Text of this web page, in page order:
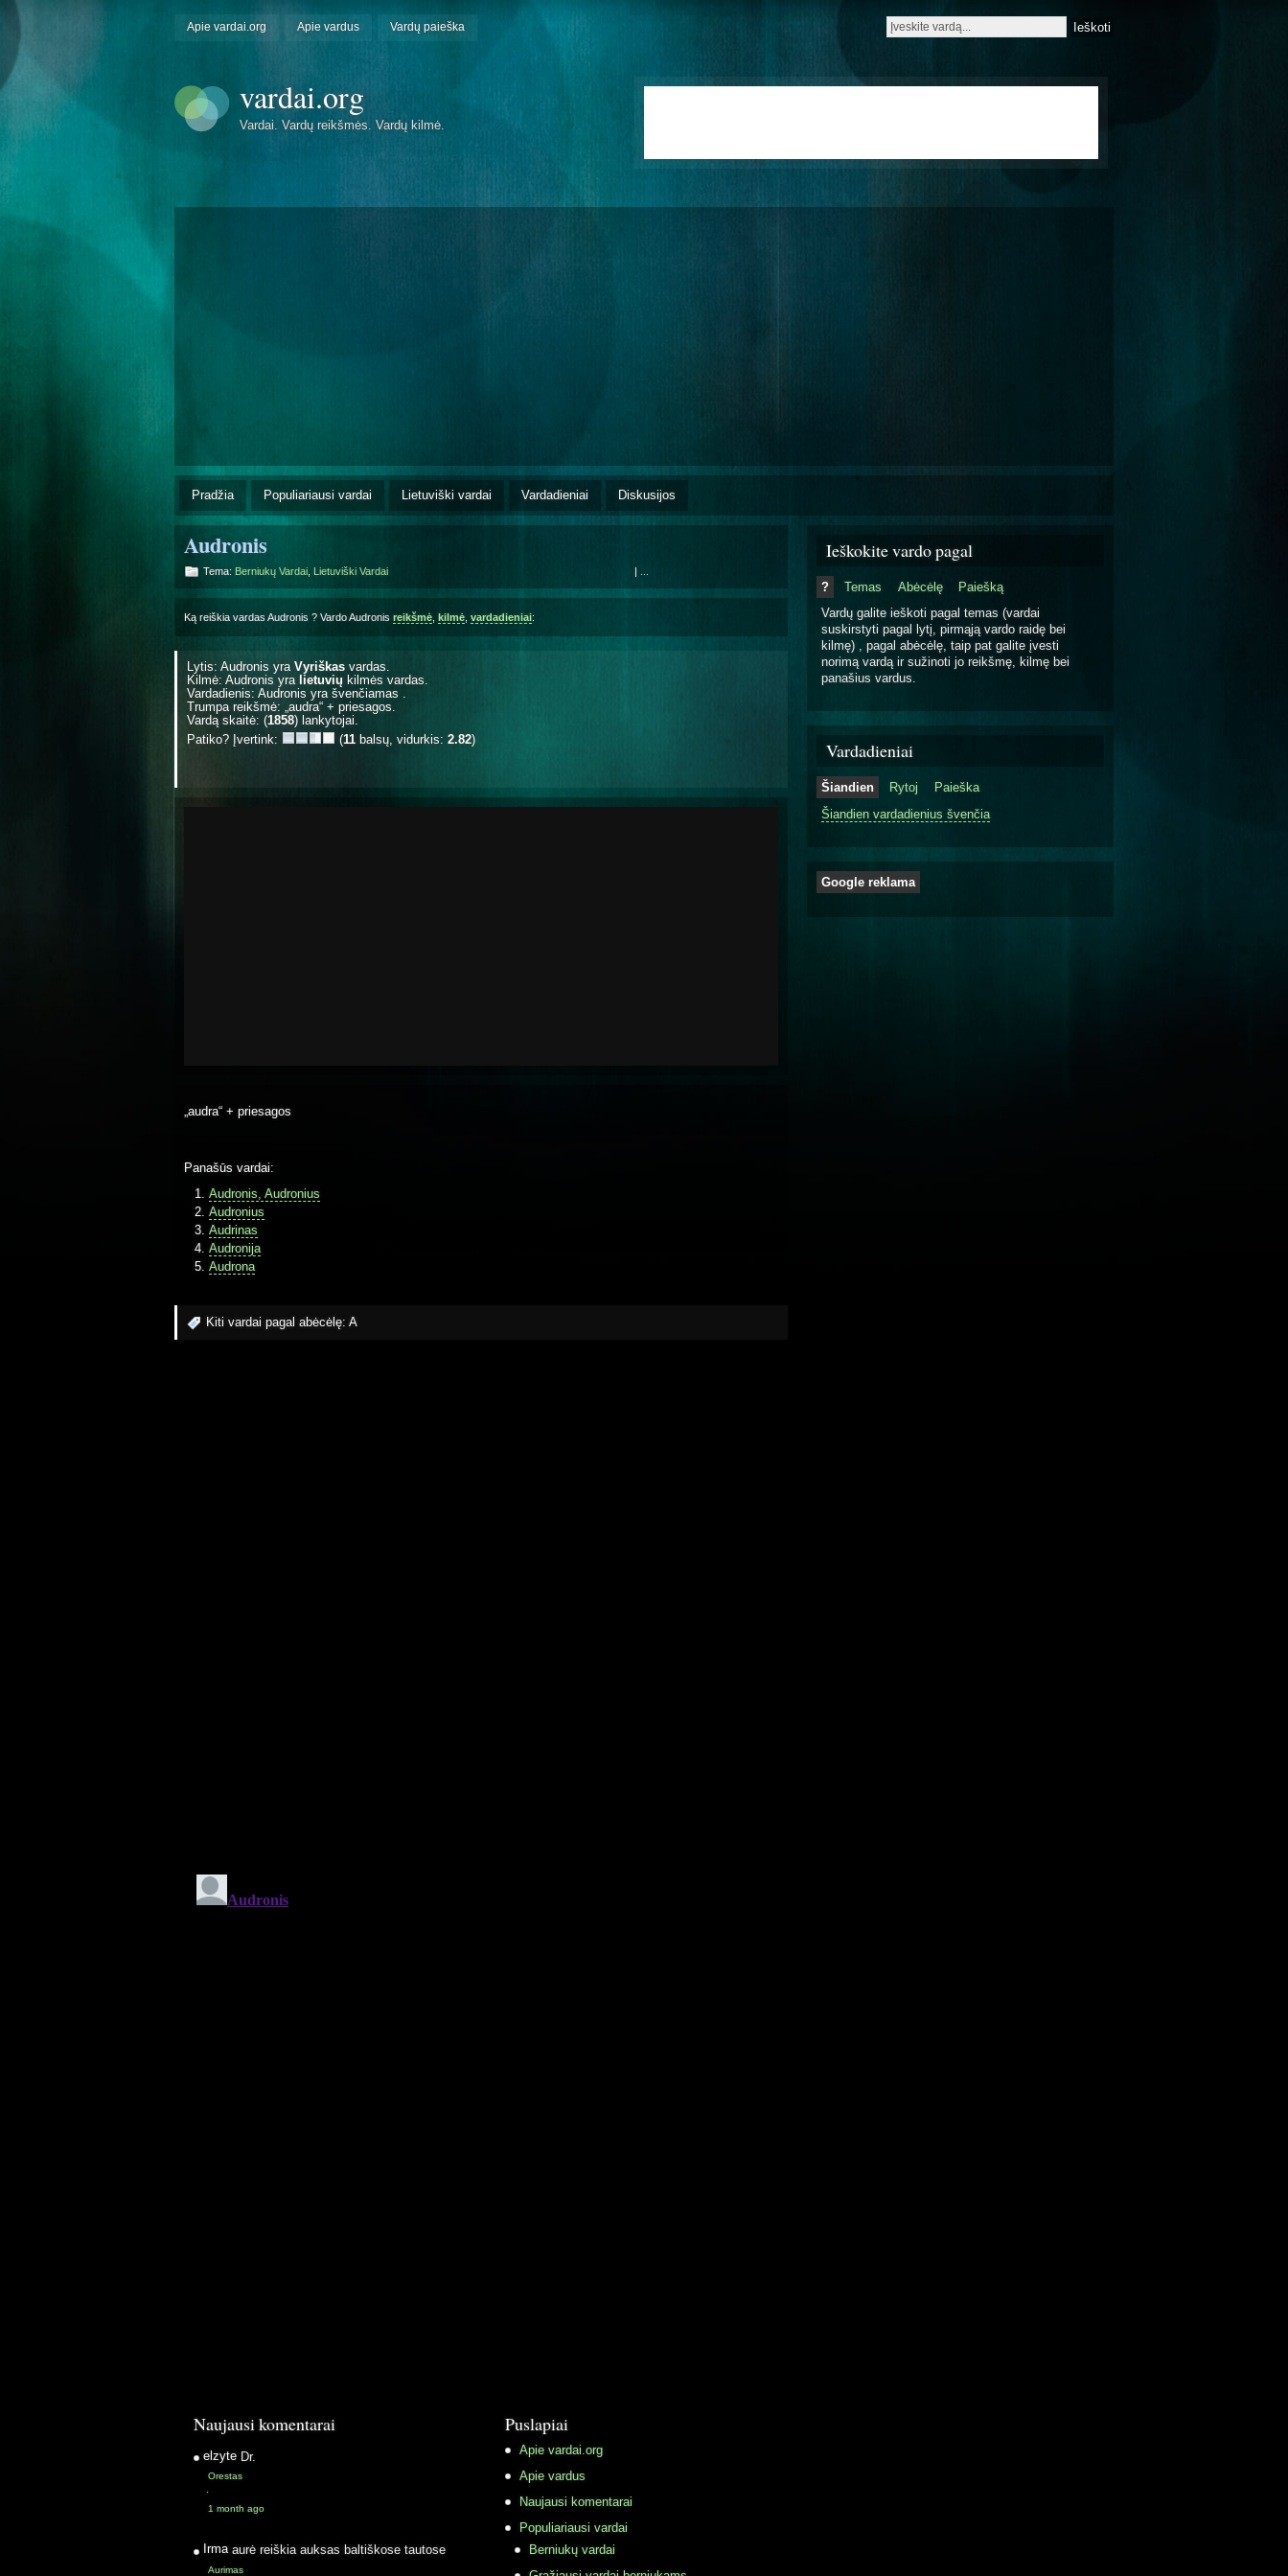
Apie vardai.org Apie vardus Vardų paieška
vardai.org
Vardai. Vardų reikšmės. Vardų kilmė.
Pradžia Populiariausi vardai Lietuviški vardai Vardadieniai Diskusijos
Audronis
Tema: Berniukų Vardai Lietuviški Vardai |
Ką reiškia vardas Audronis ? Vardo Audronis reikšmė kilmė vardadieniai:
Lytis: Audronis yra Vyriškas vardas.
Kilmė: Audronis yra lietuvių kilmės vardas.
Vardadienis: Audronis yra švenčiamas
Trumpa reikšmė: „audra“ + priesagos.
Vardą skaitė: (1858) lankytojai.
Patiko? Įvertink:
(11 balsų, vidurkis: 2.82)
„audra“ + priesagos
Panašūs vardai:
Audronis, Audronius
Audronius
Audrinas
Audronija
Audrona
Kiti vardai pagal abėcėlę: A
Ieškokite vardo pagal
? Temas Abėcėlę
Paiešką
Vardų galite ieškoti pagal temas (vardai
suskirstyti pagal lytį, pirmąją vardo raidę bei
kilmę) , pagal abėcėlę, taip pat galite įvesti
norimą vardą ir sužinoti jo reikšmę, kilmę bei
panašius vardus.
Vardadieniai
Šiandien Rytoj
Paieška
Šiandien vardadienius švenčia
Google reklama
Naujausi komentarai
elzyte Dr.
Orestas
·
1 month ago
Irma aurė reiškia auksas baltiškose tautose
Aurimas
Puslapiai
Apie vardai.org
Apie vardus
Naujausi komentarai
Populiariausi vardai
Berniukų vardai